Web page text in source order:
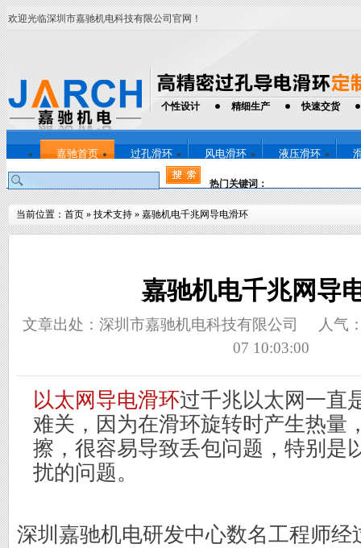
欢迎光临深圳市嘉驰机电科技有限公司官网！
个性设计 精细生产 快速交货
嘉驰首页 过孔滑环 风电滑环 液压滑环
热门关键词：
当前位置： 首页 » 技术支持 » 嘉驰机电千兆网导电滑环
嘉驰机电千兆网导
文章出处：深圳市嘉驰机电科技有限公司
人气
07 10:03:00
以太网导电滑环过千兆以太网一直
难关，因为在滑环旋转时产生热量
擦，很容易导致丢包问题，特别是
扰的问题。
深圳嘉驰机电研发中心数名工程师经